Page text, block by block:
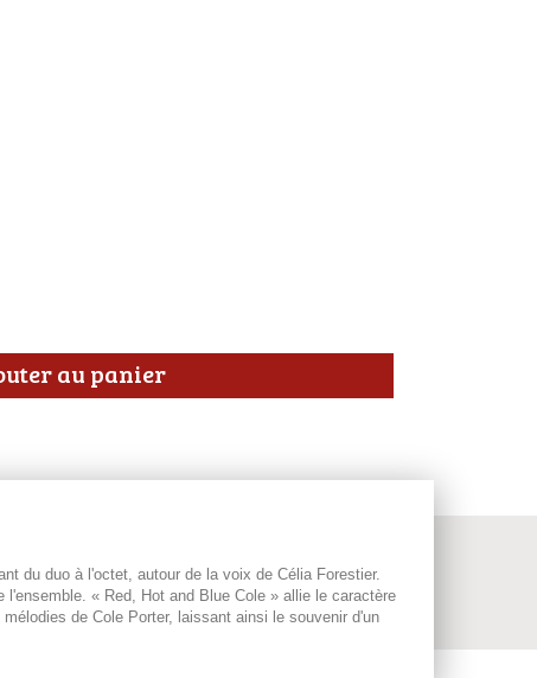
au panier
du duo à l'octet, autour de la voix de Célia Forestier.
« Red, Hot and Blue Cole » allie le caractère
de Cole Porter, laissant ainsi le souvenir d'un